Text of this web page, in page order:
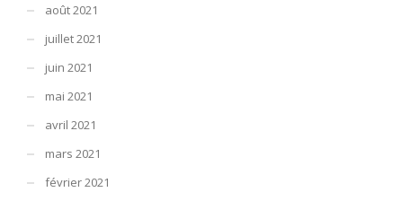
août 2021
juillet 2021
juin 2021
mai 2021
avril 2021
mars 2021
février 2021